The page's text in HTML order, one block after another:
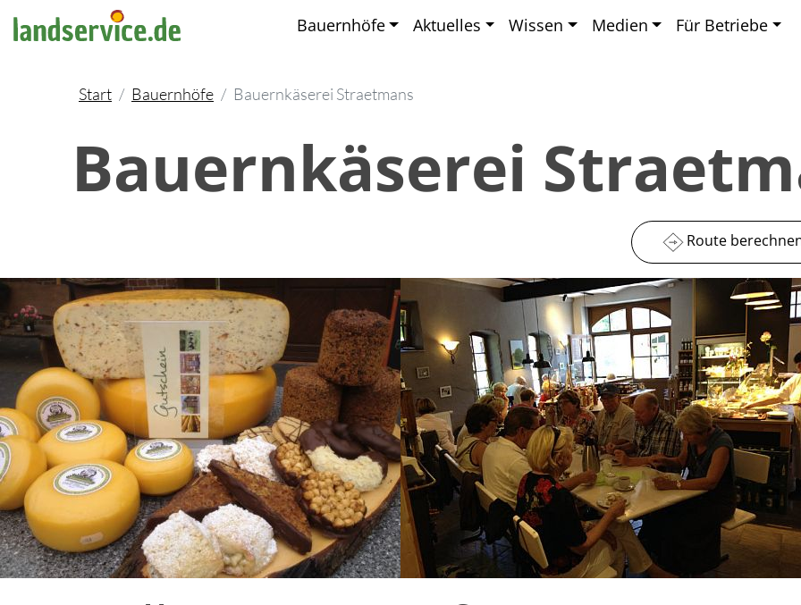
Bauernhöfe Aktuelles Wissen Medien Für Betriebe
Start Bauernhöfe Bauernkäserei Straetmans
Bauernkäserei
Route